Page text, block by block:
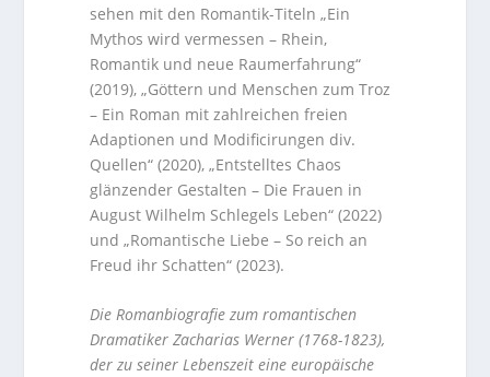
sehen mit den Romantik-Titeln „Ein
Mythos wird vermessen – Rhein,
Romantik und neue Raumerfahrung“
(2019), „Göttern und Menschen zum Troz
– Ein Roman mit zahlreichen freien
Adaptionen und Modificirungen div.
Quellen“ (2020), „Entstelltes Chaos
glänzender Gestalten – Die Frauen in
August Wilhelm Schlegels Leben“ (2022)
und „Romantische Liebe – So reich an
Freud ihr Schatten“ (2023).
Die Romanbiografie zum romantischen
Dramatiker Zacharias Werner (1768-1823),
der zu seiner Lebenszeit eine europäische